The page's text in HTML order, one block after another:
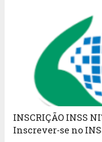
INSCRIÇÃO INSS
Inscrever-se no